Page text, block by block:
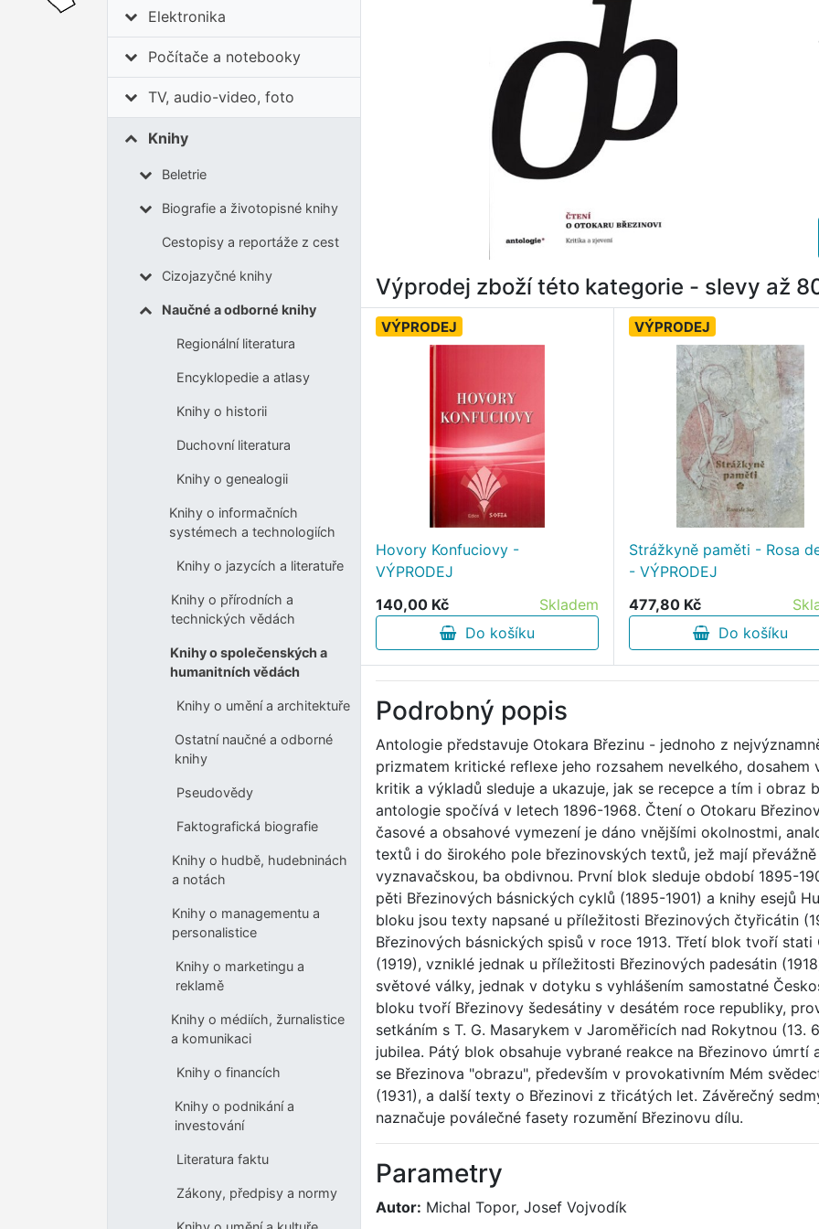
Elektronika
Počítače a notebooky
TV, audio-video, foto
Knihy
Beletrie
Biografie a životopisné knihy
Cestopisy a reportáže z cest
Cizojazyčné knihy
Naučné a odborné knihy
Regionální literatura
Encyklopedie a atlasy
Knihy o historii
Duchovní literatura
Knihy o genealogii
Knihy o informačních
systémech a technologiích
Knihy o jazycích a literatuře
Knihy o přírodních a
technických vědách
Knihy o společenských a
humanitních vědách
Knihy o umění a architektuře
Ostatní naučné a odborné
knihy
Pseudovědy
Faktografická biografie
Knihy o hudbě, hudebninách
a notách
Knihy o managementu a
personalistice
Knihy o marketingu a
reklamě
Knihy o médiích, žurnalistice
a komunikaci
Knihy o financích
Knihy o podnikání a
investování
Literatura faktu
Zákony, předpisy a normy
Výprodej zboží této kategorie - slevy až
VÝPRODEJ
Hovory Konfuciovy -
VÝPRODEJ
140,00 Kč
Skladem
Do košíku
VÝPRODEJ
Strážkyně paměti - Rosa
- VÝPRODEJ
477,80 Kč
Do košíku
Podrobný popis
Antologie představuje Otokara Březinu - jednoho z
prizmatem kritické reflexe jeho rozsahem nevelkého,
kritik a výkladů sleduje a ukazuje, jak se recepce a tím i obraz
antologie spočívá v letech 1896-1968. Čtení o Otokaru
časové a obsahové vymezení je dáno vnějšími okolnostmi,
textů i do širokého pole březinovských textů, jež mají
vyznavačskou, ba obdivnou. První blok sleduje období 1895-
pěti Březinových básnických cyklů (1895-1901) a knihy esejů
bloku jsou texty napsané u příležitosti Březinových čtyřicátin
Březinových básnických spisů v roce 1913. Třetí blok tvoří stati
(1919), vzniklé jednak u příležitosti Březinových padesátin
světové války, jednak v dotyku s vyhlášením samostatné
bloku tvoří Březinovy šedesátiny v desátém roce republiky,
setkáním s T. G. Masarykem v Jaroměřicích nad Rokytnou (13.
jubilea. Pátý blok obsahuje vybrané reakce na Březinovo
se Březinova "obrazu", především v provokativním Mém
(1931), a další texty o Březinovi z třicátých let. Závěrečný
naznačuje poválečné fasety rozumění Březinovu dílu.
Parametry
Autor: Michal Topor, Josef Vojvodík